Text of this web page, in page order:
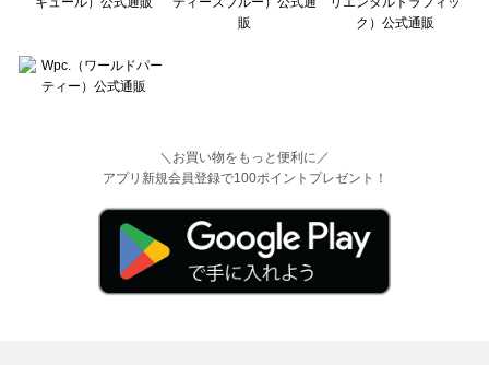
＼お買い物をもっと便利に／
アプリ新規会員登録で100ポイントプレゼント！